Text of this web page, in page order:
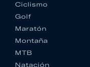
Ciclismo
Golf
Maratón
Montaña
MTB
Natación